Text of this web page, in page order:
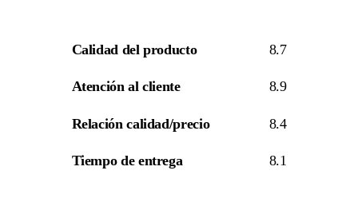
Calidad del producto 8.7
Atención al cliente 8.9
Relación calidad/precio 8.4
Tiempo de entrega 8.1